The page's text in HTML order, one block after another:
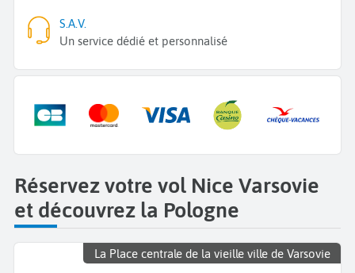
S.A.V.
Un service dédié et personnalisé
Réservez votre vol Nice Varsovie
et découvrez la Pologne
La Place centrale de la vieille ville de Varsovie